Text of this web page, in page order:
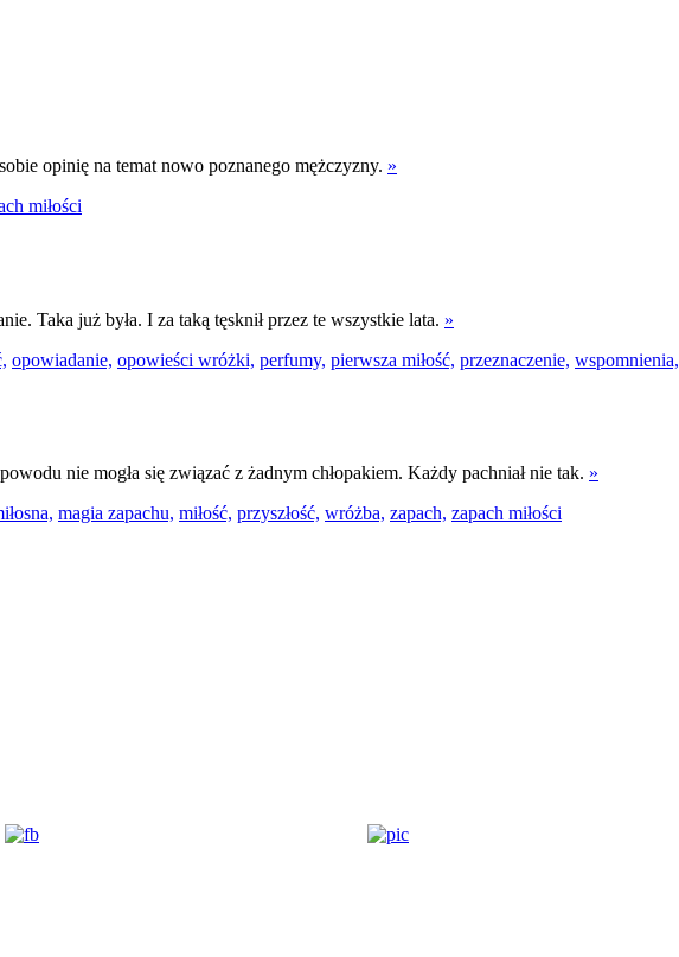
opinię na temat nowo poznanego mężczyzny. »
miłości
Taka już była. I za taką tęsknił przez te wszystkie lata. »
opowiadanie, opowieści wróżki, perfumy, pierwsza miłość, przeznaczenie, wspomnienia,
nie mogła się związać z żadnym chłopakiem. Każdy pachniał nie tak. »
magia zapachu, miłość, przyszłość, wróżba, zapach, zapach miłości